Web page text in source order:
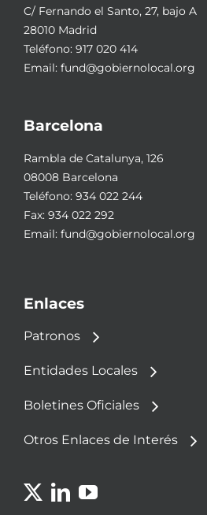
C/ Fernando el Santo, 27, bajo A
28010 Madrid
Teléfono: 917 020 414
Email: fund@gobiernolocal.org
Barcelona
Rambla de Catalunya, 126
08008 Barcelona
Teléfono: 934 022 244
Fax: 934 022 292
Email: fund@gobiernolocal.org
Enlaces
Patronos
Entidades Locales
Boletines Oficiales
Otros Enlaces de Interés